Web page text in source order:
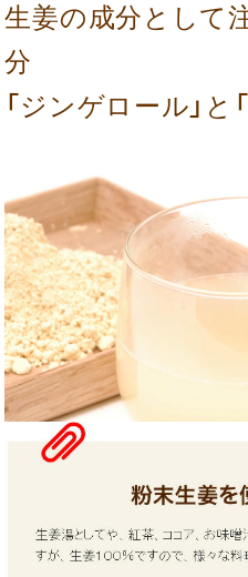
生姜の成分として
分
「ジンゲロール」と